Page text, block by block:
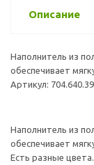
Описание
Наполнитель из
обеспечивает
Артикул: 704.640.39
Наполнитель из
обеспечивает
Есть разные цвета.